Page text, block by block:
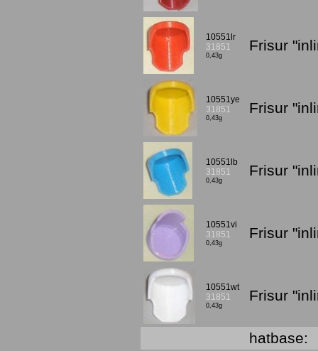
10551lr
31851
0,43g
Frisur
10551ye
31851
0,43g
Frisur
10551lb
31851
0,43g
Frisur
10551vi
31851
0,43g
Frisur
10551wt
31851
0,43g
Frisur
hatbase: